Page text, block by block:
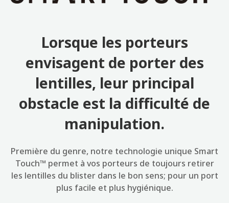
Lorsque les porteurs
envisagent de porter des
lentilles, leur principal
obstacle est la difficulté de
manipulation.
Première du genre, notre technologie unique Smart
Touch™ permet à vos porteurs de toujours retirer
les lentilles du blister dans le bon sens; pour un port
plus facile et plus hygiénique.